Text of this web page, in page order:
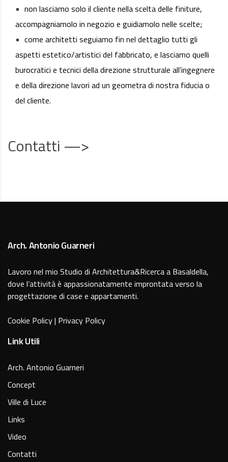
non lasciamo solo il cliente nella scelta delle finiture,
accompagniamolo in negozio e guidiamolo nelle scelte;
come architetti seguiamo fin nel dettaglio tutti gli
aspetti estetico/artistici del fabbricato, e lasciamo quelli
burocratici e tecnici della direzione strutturale all’ingegnere
e della direzione lavori ad un geometra di nostra fiducia o
del cliente.
Contatti —>
Arch. Antonio Guarneri
Lavoro nel mio Studio di Architettura&Ricerca a Basaldella,
dove l’attività è appassionatamente improntata verso la
progettazione di case e appartamenti.
Cookie Policy| Privacy Policy
Link Utili
Arch. Antonio Guarneri
Concept
Ville di Luce
Links
Video
Contatti